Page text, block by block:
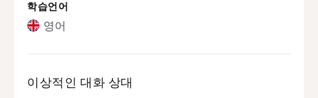
학습언어
영어
이상적인 대화 상대